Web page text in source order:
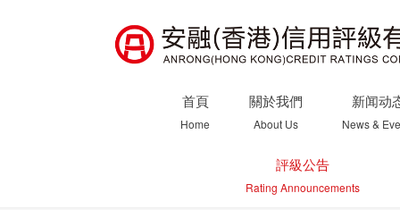
首頁
Home
關於我們
About Us
新闻动
News &
評級公告
Rating Announcements